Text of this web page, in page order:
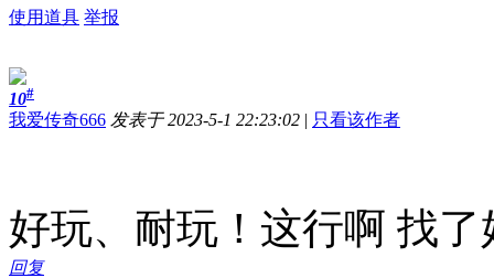
使用道具 举报
10#
我爱传奇666 发表于 2023-5-1 22:23:02 | 只看该作者
好玩、耐玩！这行啊 找
回复